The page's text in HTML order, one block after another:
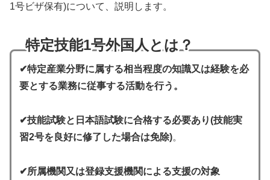
1号ビザ保有)について、説明します。
特定技能1号外国人とは ？
✔特定産業分野に属する相当程度の知識又は経験を必
要とする業務に従事する活動を行う。
✔技能試験と日本語試験に合格する必要あり(技能実
習2号を良好に修了した場合は免除)。
✔所属機関又は登録支援機関による支援の対象